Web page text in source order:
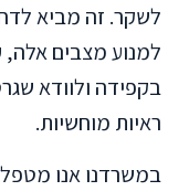
לשקר. זה מביא
למנוע מצבים אלה,
בקפידה ולוודא
ראיות מוחשיות.
במשרדנו אנו